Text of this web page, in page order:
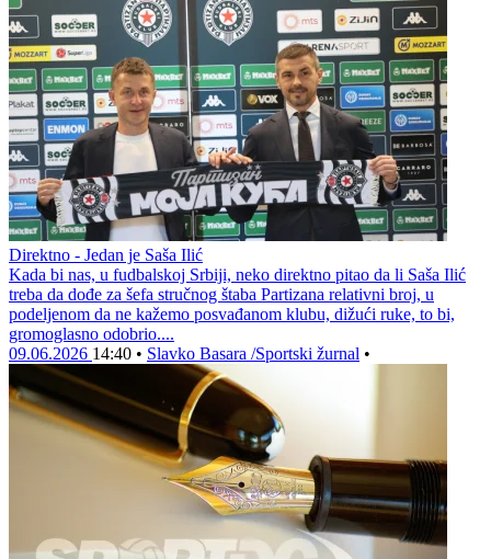
Direktno - Jedan je Saša Ilić
Kada bi nas, u fudbalskoj Srbiji, neko direktno pitao da li Saša Ilić
treba da dođe za šefa stručnog štaba Partizana relativni broj, u
podeljenom da ne kažemo posvađanom klubu, dižući ruke, to bi,
gromoglasno odobrio....
09.06.2026 14:40 • Slavko Basara /Sportski žurnal •